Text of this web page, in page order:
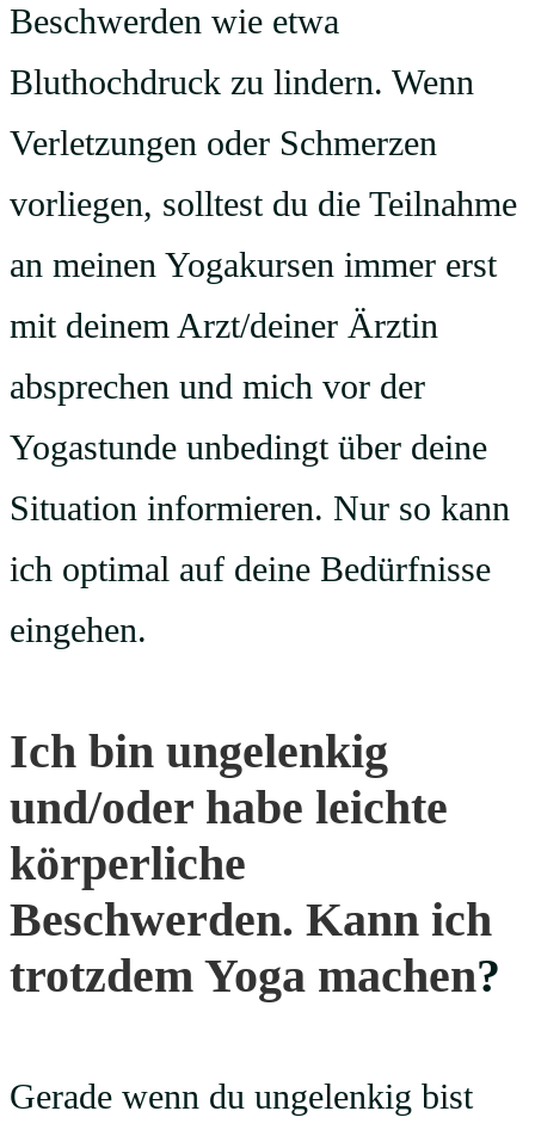
Beschwerden wie etwa
Bluthochdruck zu lindern. Wenn
Verletzungen oder Schmerzen
vorliegen, solltest du die Teilnahme
an meinen Yogakursen immer erst
mit deinem Arzt/deiner Ärztin
absprechen und mich vor der
Yogastunde unbedingt über deine
Situation informieren. Nur so kann
ich optimal auf deine Bedürfnisse
eingehen.
Ich bin ungelenkig
und/oder habe leichte
körperliche
Beschwerden. Kann ich
trotzdem Yoga machen?
Gerade wenn du ungelenkig bist